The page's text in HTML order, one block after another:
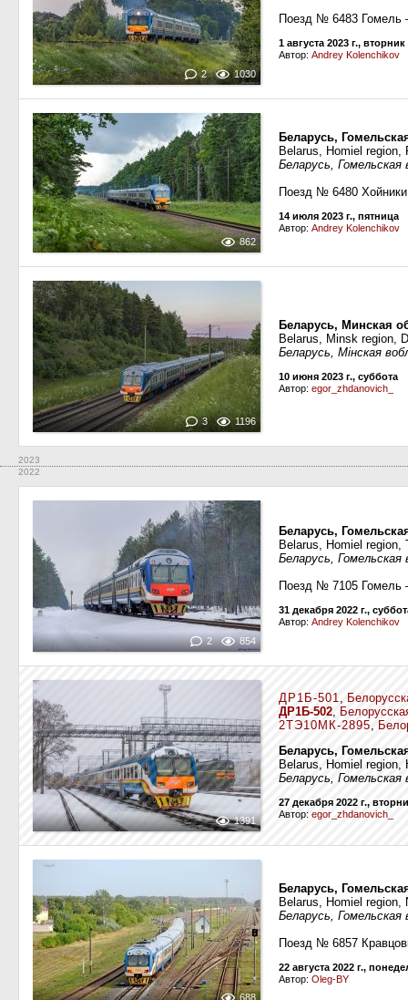
2 1030
Поезд № 6483 Гомель
1 августа 2023 г., вторник
Автор: Andrey Kolenchikov
862
Беларусь,
Belarus, Homiel
Беларусь,
Поезд № 6480
14 июля 2023 г., пятница
Автор: Andrey Kolenchikov
3 1196
Беларусь, Минская
Belarus, Minsk region,
Беларусь, Мiнская
10 июня 2023 г., суббота
Автор: egor_zhdanovich_
2023
2022
2 854
Беларусь,
Belarus, Homiel
Беларусь,
Поезд № 7105 Гомель
31 декабря 2022 г.,
Автор: Andrey Kolenchikov
1391
ДР1Б-501,
ДР1Б-502,
2ТЭ10МК-2895,
Беларусь,
Belarus, Homiel region,
Беларусь, Гомельская
27 декабря 2022 г.,
Автор: egor_zhdanovich_
688
Беларусь,
Belarus, Homiel
Беларусь, Гомельская
Поезд № 6857
22 августа 2022 г.,
Автор: Oleg-BY